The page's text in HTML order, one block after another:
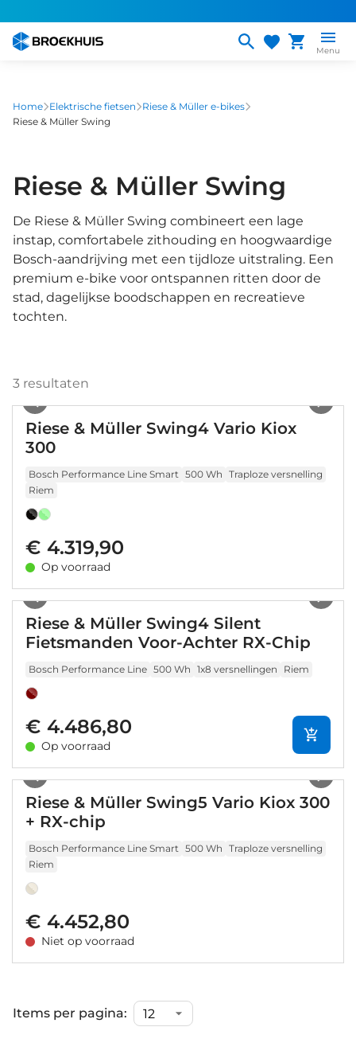
naar
gaan
Menu
Home Elektrische fietsen
Riese & Müller e-bikes
Riese & Müller Swing
Riese & Müller Swing
De Riese & Müller Swing combineert een lage
instap, comfortabele zithouding en hoogwaardige
Bosch-aandrijving met een tijdloze uitstraling. Een
premium e-bike voor ontspannen ritten door de
stad, dagelijkse boodschappen en recreatieve
tochten.
3 resultaten
Riese & Müller Swing4 Vario Kiox
300
Bosch Performance Line Smart 500 Wh Traploze versnelling
Riem
€ 4.319,90
Op voorraad
Riese & Müller Swing4 Silent
Fietsmanden Voor-Achter RX-Chip
Bosch Performance Line 500 Wh 1x8 versnellingen Riem
€ 4.486,80
Op voorraad
Riese & Müller Swing5 Vario Kiox 300
+ RX-chip
Bosch Performance Line Smart 500 Wh Traploze versnelling
Riem
€ 4.452,80
Niet op voorraad
Items per pagina: